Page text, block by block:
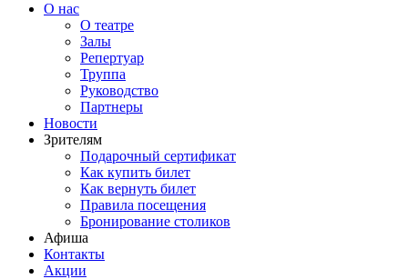
О нас
О театре
Залы
Репертуар
Труппа
Руководство
Партнеры
Новости
Зрителям
Подарочный сертификат
Как купить билет
Как вернуть билет
Правила посещения
Бронирование столиков
Афиша
Контакты
Акции